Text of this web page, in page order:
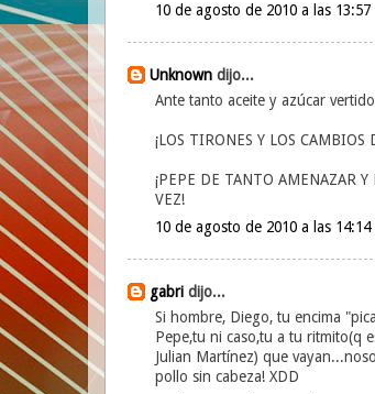
10 de agosto de 2010 a las 13:57
Unknowndijo...
Ante tanto aceite y azúcar
¡LOS TIRONES Y LOS
¡PEPE DE TANTO AMENAZAR
VEZ!
10 de agosto de 2010 a las 14:14
gabridijo...
Si hombre, Diego, tu encima
Pepe,tu ni caso,tu a tu ritmito(q
Julian Martínez) que
pollo sin cabeza! XDD